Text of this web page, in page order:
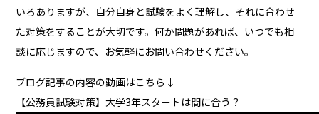
いろありますが、自分自身と試験をよく理解し、それに合わせ
た対策をすることが大切です。何か問題があれば、いつでも相
談に応じますので、お気軽にお問い合わせください。
ブログ記事の内容の動画はこちら↓
【公務員試験対策】大学3年スタートは間に合う？